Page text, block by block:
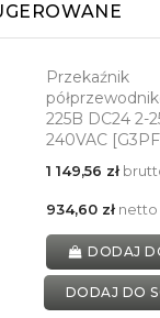
Przekaźnik
225B DC24 2-
240VAC
1 149,56 zł
934,60 złnetto
DODAJ
DODAJ DO